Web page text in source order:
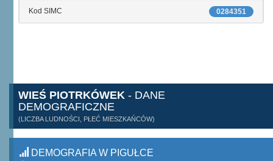
0284351
Kod SIMC
WIEŚ PIOTRKÓWEK - DANE
DEMOGRAFICZNE
(LICZBA LUDNOŚCI, PŁEĆ MIESZKAŃCÓW)
DEMOGRAFIA W PIGUŁCE